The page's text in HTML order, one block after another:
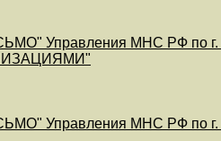
Управления МНС РФ по
Управления МНС РФ по